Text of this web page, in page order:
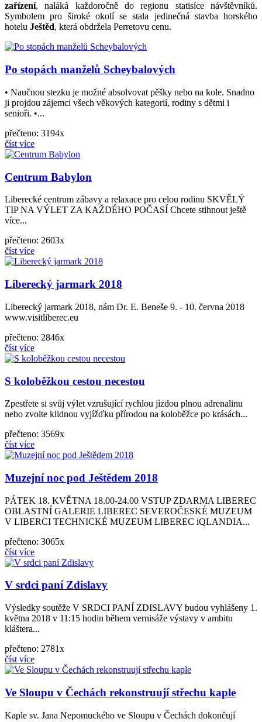
zařízení, naláká každoročně do regionu statisíce návštěvníků.
Symbolem pro široké okolí se stala jedinečná stavba horského
hotelu Ještěd, která obdržela Perretovu cenu.
Po stopách manželů Scheybalových
• Naučnou stezku je možné absolvovat pěšky nebo na kole. Snadno
ji projdou zájemci všech věkových kategorií, rodiny s dětmi i
senioři. •...
přečteno: 3194x
číst více
Centrum Babylon
Liberecké centrum zábavy a relaxace pro celou rodinu SKVĚLÝ
TIP NA VÝLET ZA KAŽDÉHO POČASÍ Chcete stihnout ještě
více...
přečteno: 2603x
číst více
Liberecký jarmark 2018
Liberecký jarmark 2018, nám Dr. E. Beneše 9. - 10. června 2018
www.visitliberec.eu
přečteno: 2846x
číst více
S koloběžkou cestou necestou
Zpestřete si svůj výlet vzrušující rychlou jízdou plnou adrenalinu
nebo zvolte klidnou vyjížďku přírodou na koloběžce po krásách...
přečteno: 3569x
číst více
Muzejní noc pod Ještědem 2018
PÁTEK 18. KVĚTNA 18.00-24.00 VSTUP ZDARMA LIBEREC
OBLASTNÍ GALERIE LIBEREC SEVEROČESKÉ MUZEUM
V LIBERCI TECHNICKÉ MUZEUM LIBEREC iQLANDIA...
přečteno: 3065x
číst více
V srdci paní Zdislavy
Výsledky soutěže V SRDCI PANÍ ZDISLAVY budou vyhlášeny 1.
května 2018 v 11:15 hodin během vernisáže výstavy v ambitu
kláštera...
přečteno: 2781x
číst více
Ve Sloupu v Čechách rekonstruují střechu kaple
Kaple sv. Jana Nepomuckého ve Sloupu v Čechách dokončují